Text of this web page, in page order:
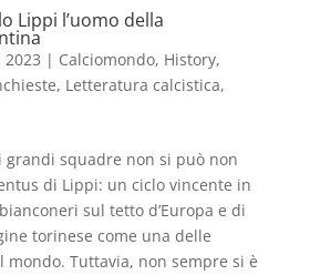
Lippi l’uomo della
2023 | Calciomondo, History,
, Letteratura calcistica,
grandi squadre non si può non
di Lippi: un ciclo vincente in
sul tetto d’Europa e di
torinese come una delle
Tuttavia, non sempre si è